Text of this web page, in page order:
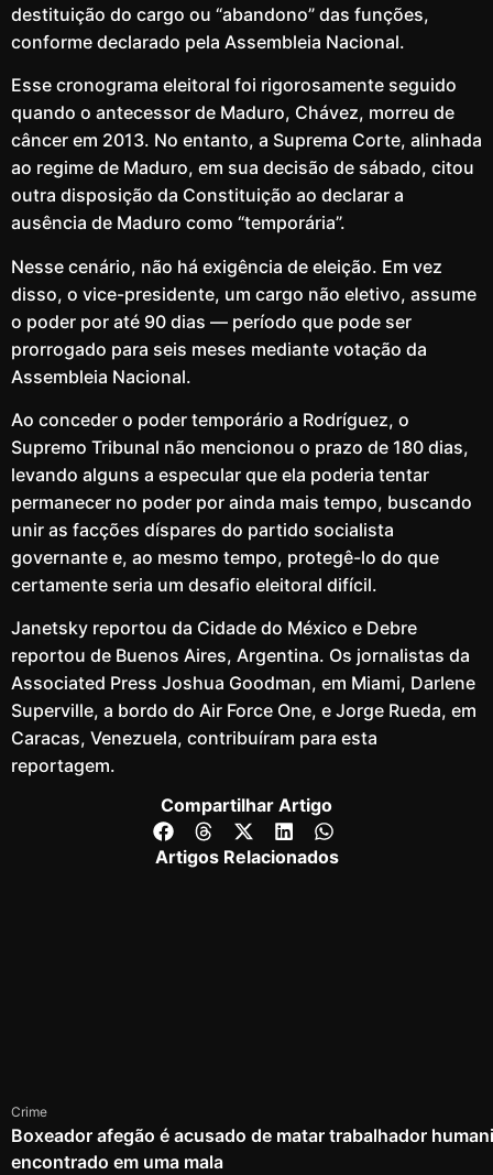
destituição do cargo ou “abandono” das funções,
conforme declarado pela Assembleia Nacional.
Esse cronograma eleitoral foi rigorosamente seguido
quando o antecessor de Maduro, Chávez, morreu de
câncer em 2013. No entanto, a Suprema Corte, alinhada
ao regime de Maduro, em sua decisão de sábado, citou
outra disposição da Constituição ao declarar a
ausência de Maduro como “temporária”.
Nesse cenário, não há exigência de eleição. Em vez
disso, o vice-presidente, um cargo não eletivo, assume
o poder por até 90 dias — período que pode ser
prorrogado para seis meses mediante votação da
Assembleia Nacional.
Ao conceder o poder temporário a Rodríguez, o
Supremo Tribunal não mencionou o prazo de 180 dias,
levando alguns a especular que ela poderia tentar
permanecer no poder por ainda mais tempo, buscando
unir as facções díspares do partido socialista
governante e, ao mesmo tempo, protegê-lo do que
certamente seria um desafio eleitoral difícil.
Janetsky reportou da Cidade do México e Debre
reportou de Buenos Aires, Argentina. Os jornalistas da
Associated Press Joshua Goodman, em Miami, Darlene
Superville, a bordo do Air Force One, e Jorge Rueda, em
Caracas, Venezuela, contribuíram para esta
reportagem.
Compartilhar Artigo
Artigos Relacionados
Crime
Boxeador afegão é acusado de matar trabalhador
encontrado em uma mala